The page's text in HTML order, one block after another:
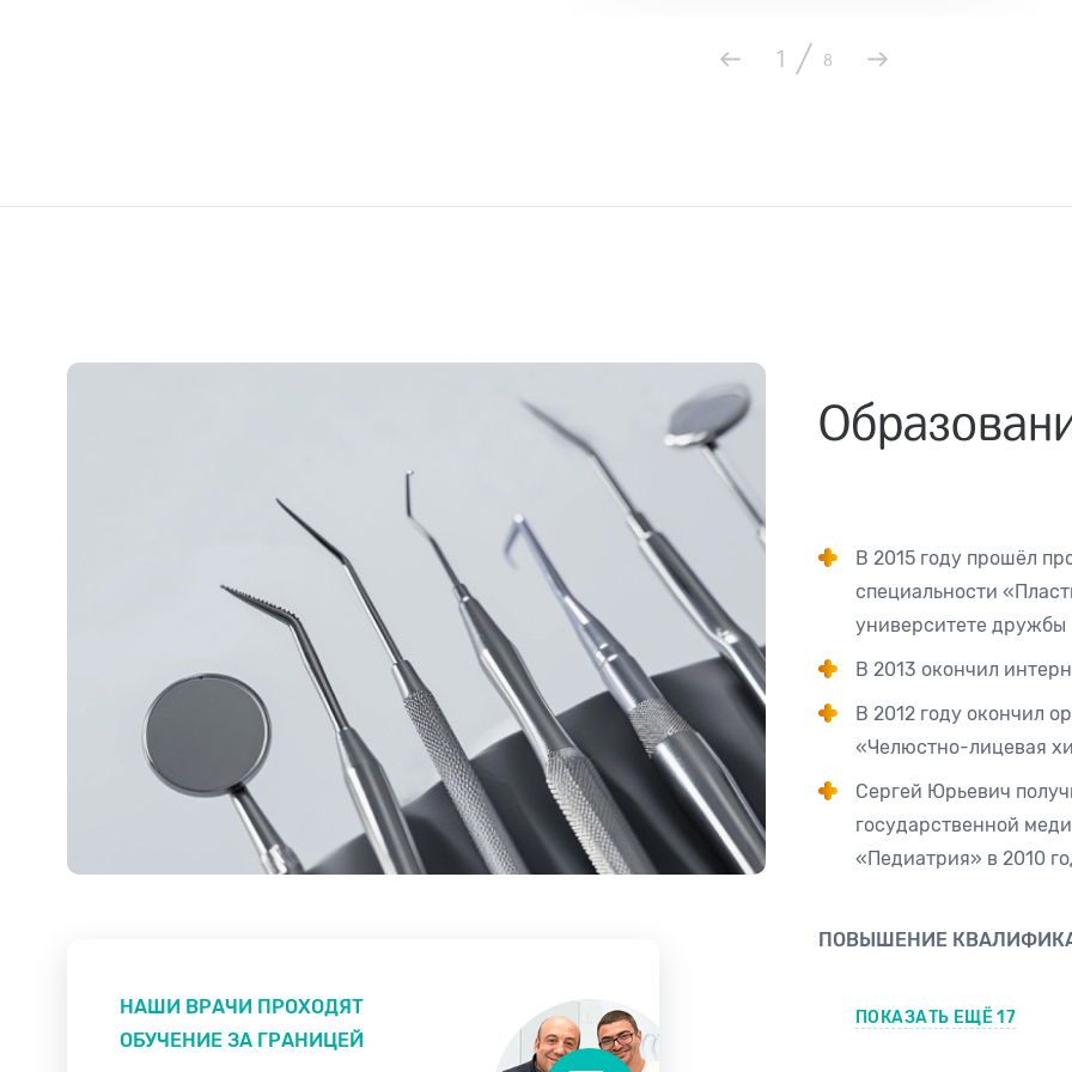
1 / 8
НАШИ ВРАЧИ ПРОХОДЯТ
ОБУЧЕНИЕ ЗА ГРАНИЦЕЙ
В 2015 году прошёл
специальности
университете дружбы
В 2013 окончил
В 2012 году окончил
«Челюстно-лицевая
Сергей Юрьевич
государственной
«Педиатрия» в 2010
ПОВЫШЕНИЕ
ПОКАЗАТЬ ЕЩЁ 17